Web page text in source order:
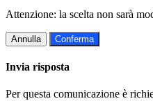
Attenzione: la scelta non sarà
Annulla Conferma
Invia risposta
Per questa comunicazione è